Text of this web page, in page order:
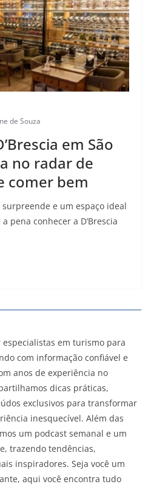
de Souza
em São
no radar de
comer bem
e um espaço ideal
pena conhecer a D’Brescia
em turismo para
com informação confiável e
anos de experiência no
dicas práticas,
exclusivos para transformar
inesquecível. Além das
um podcast semanal e um
trazendo tendências,
inspiradores. Seja você um
aqui você encontra tudo